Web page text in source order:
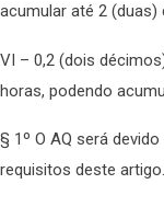
acumular até 2 (duas)
VI – 0,2 (dois
horas, podendo
§ 1º O AQ será
requisitos deste artigo.